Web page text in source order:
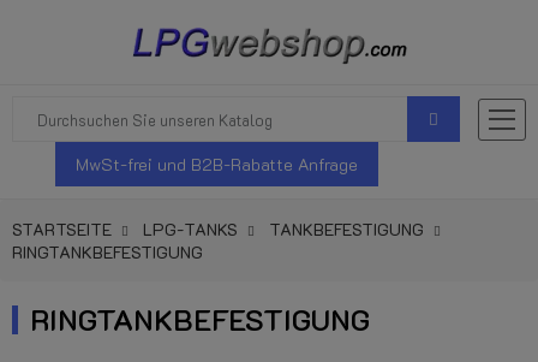
MwSt-frei und B2B-Rabatte Anfrage
STARTSEITE LPG-TANKS
TANKBEFESTIGUNG
RINGTANKBEFESTIGUNG
RINGTANKBEFESTIGUNG